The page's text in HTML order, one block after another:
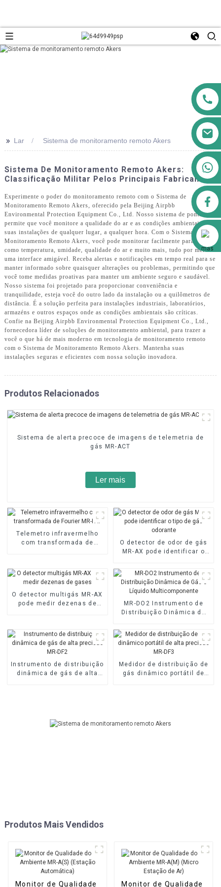
airppb123@gmail.com
Alibaba
>> Lar Sistema de monitoramento remoto Akers
Sistema De Monitoramento Remoto Akers:
Classificação Militar Pelos Principais Fabricantes
Experimente o poder do monitoramento remoto com o Sistema de
Monitoramento Remoto Akers, oferecido pela Beijing Airpbb
Environmental Protection Equipment Co., Ltd. Nosso sistema de ponta
permite que você monitore a qualidade do ar e as condições ambientais de
suas instalações de qualquer lugar, a qualquer hora. Com o Sistema de
Monitoramento Remoto Akers, você pode monitorar facilmente parâmetros
como temperatura, umidade, qualidade do ar e muito mais, tudo por meio de
uma interface amigável. Receba alertas e notificações em tempo real para se
manter informado sobre quaisquer alterações ou problemas, permitindo que
você tome medidas proativas para manter um ambiente seguro e saudável.
Nosso sistema foi projetado para proporcionar conveniência e
tranquilidade, esteja você do outro lado da instalação ou a quilômetros de
distância. É a solução perfeita para instalações industriais, laboratórios,
armazéns e outros espaços onde as condições ambientais são críticas.
Confie na Beijing Airpbb Environmental Protection Equipment Co., Ltd.,
fornecedora líder de soluções de monitoramento ambiental, para trazer a
você o que há de mais moderno em tecnologia de monitoramento remoto
com o Sistema de Monitoramento Remoto Akers. Mantenha suas
instalações seguras e eficientes com nossa solução inovadora.
Produtos Relacionados
Sistema de alerta precoce de imagens de telemetria de
gás MR-ACT
Ler mais
Telemetro infravermelho
com transformada de
O detector de odor de gás
MR-AX pode identificar o
O detector multigás MR-AX
pode medir dezenas de
MR-DO2 Instrumento de
Distribuição Dinâmica de
Multicomponente
Instrumento de distribuição
dinâmica de gás de alta
Medidor de distribuição de
gás dinâmico portátil de
Produtos Mais Vendidos
Monitor de Qualidade Monitor de Qualidade